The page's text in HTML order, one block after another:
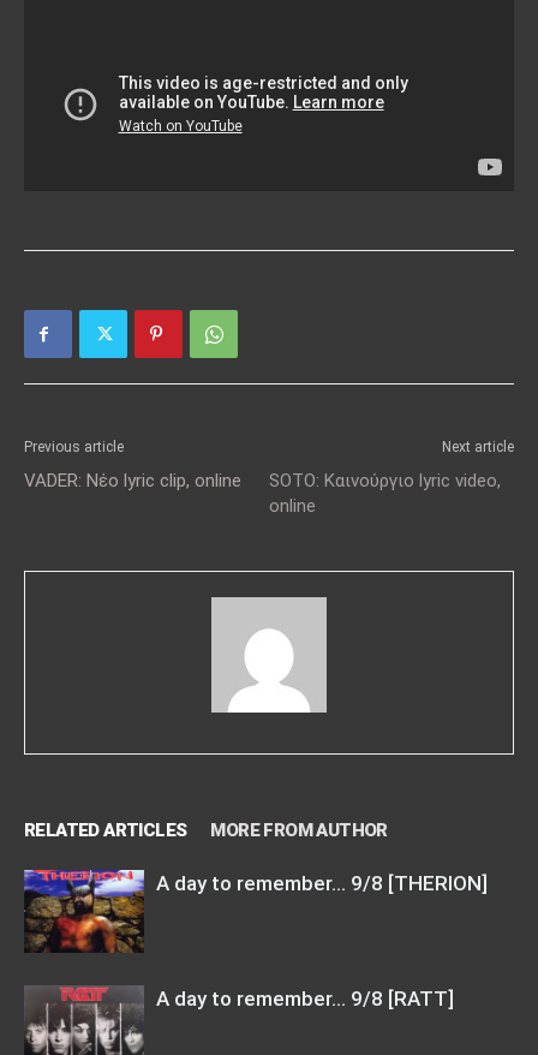
Previous article
VADER: Νέο lyric clip, online
Next article
SOTO: Καινούργιο lyric video,
online
RELATED ARTICLES MORE FROM AUTHOR
A day to remember… 9/8 [THERION]
A day to remember… 9/8 [RATT]